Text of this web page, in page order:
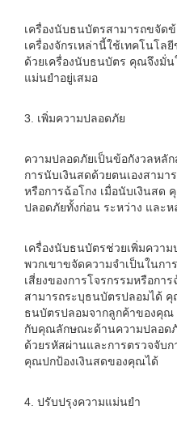
เครื่องนับธนบัตรสามารถขจัด
เครื่องจักรเหล่านี้ใช้เทคโนโ
ด้วยเครื่องนับธนบัตร คุณจึงมั่
แม่นยำอยู่เสมอ
3. เพิ่มความปลอดภัย
ความปลอดภัยเป็นข้อกังวลหลั
การนับเงินสดด้วยตนเองสามา
หรือการฉ้อโกง เมื่อนับเงินสด
ปลอดภัยทั้งก่อน ระหว่าง และ
เครื่องนับธนบัตรช่วยเพิ่มควา
พวกเขาขจัดความจำเป็นในก
เสี่ยงของการโจรกรรมหรือกา
สามารถระบุธนบัตรปลอมได้
ธนบัตรปลอมจากลูกค้าของคุณ
กับคุณลักษณะด้านความปลอด
ด้วยรหัสผ่านและการตรวจจับ
คุณปกป้องเงินสดของคุณได้
4. ปรับปรุงความแม่นยำ